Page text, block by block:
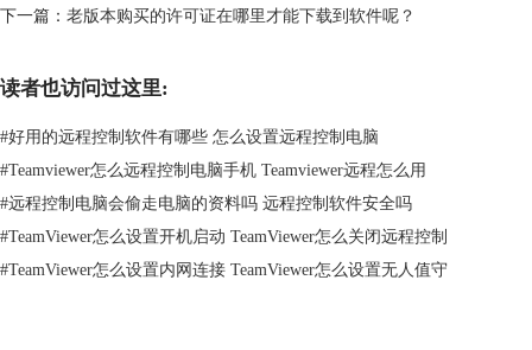
图2：TeamViewer在访问时的访问保护
下一篇： 老版本购买的许可证在哪里才能下载到软件呢？
读者也访问过这里:
#好用的远程控制软件有哪些 怎么设置远程控制电脑
#Teamviewer怎么远程控制电脑手机 Teamviewer远程怎么用
#远程控制电脑会偷走电脑的资料吗 远程控制软件安全吗
#TeamViewer怎么设置开机启动 TeamViewer怎么关闭远程控制
#TeamViewer怎么设置内网连接 TeamViewer怎么设置无人值守